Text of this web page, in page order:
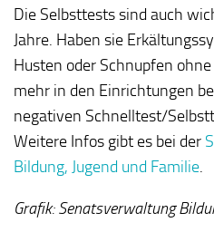
Die Selbsttests sind auch
Jahre. Haben sie
Husten oder Schnupfen
mehr in den Einrichtungen
negativen Schnelltest/
Weitere Infos gibt es bei der
Bildung, Jugend und Familie.
Grafik: Senatsverwaltung